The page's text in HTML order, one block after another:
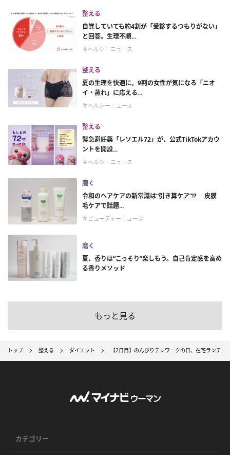
整える
自覚していても約4割が「受診するつもりがない」
と回答。生理不順...
＃ヘルシーニュース
整える
夏の生理を快適に。9割の女性が気になる「ニオ
イ・蒸れ」に応える...
＃ヘルシーニュース
整える
緊急避妊薬「レソエル72」が、公式TikTokアカウ
ントを開設...
＃ヘルシーニュース
磨く
令和のヘアケアの新常識は“引き算ケア”!? 皮膜
毛ケアで話題...
＃ビューティーニュース
磨く
夏、香りは“こっそり”楽しもう。自己肯定感を高め
る香りメソッド
もっと見る
トップ 整える ダイエット 【2日目】のんびりテレワークの日、在宅ランチを
カテゴリー